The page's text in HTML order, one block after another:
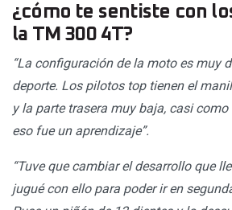
¿cómo te sentiste con
la TM 300 4T?
“La configuración de la moto es muy
deporte. Los pilotos top tienen el
y la parte trasera muy baja, casi
eso fue un aprendizaje”.
“Tuve que cambiar el desarrollo que
jugué con ello para poder ir en